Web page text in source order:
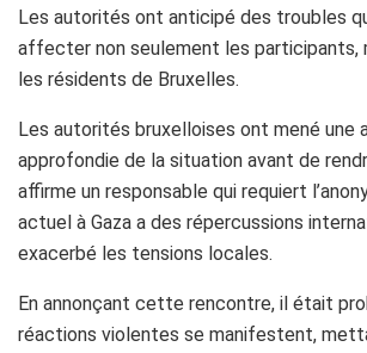
Les autorités ont anticipé des troubles
affecter non seulement les participants,
les résidents de Bruxelles.
Les autorités bruxelloises ont mené une
approfondie de la situation avant de
affirme un responsable qui requiert
actuel à Gaza a des répercussions
exacerbé les tensions locales.
En annonçant cette rencontre, il était
réactions violentes se manifestent,